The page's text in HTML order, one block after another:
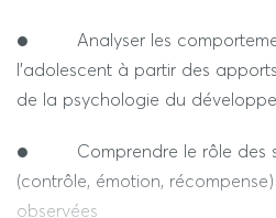
scientifiques pour analyser des
● Analyser les
l’adolescent à partir des
de la psychologie du
● Comprendre le rôle des
(contrôle, émotion,
observées